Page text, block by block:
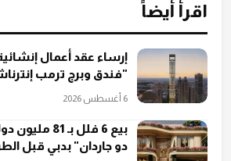
اقرأ أيضاً
إرساء عقد أعمال
"فندق وبرج ترمب
6 أغسطس 2026
بيع 6 فلل بـ
دو جاردان" بدبي قبل